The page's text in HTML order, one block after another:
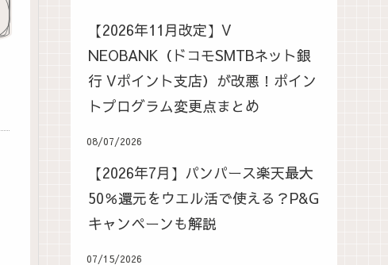
【2026年11月改定】V
NEOBANK（ドコモSMTBネット銀
行 Vポイント支店）が改悪！ポイン
トプログラム変更点まとめ
08/07/2026
【2026年7月】パンパース楽天最大
50％還元をウエル活で使える？P&G
キャンペーンも解説
07/15/2026